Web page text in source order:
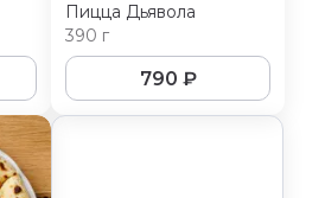
Пицца Дьявола
390 г
790 ₽